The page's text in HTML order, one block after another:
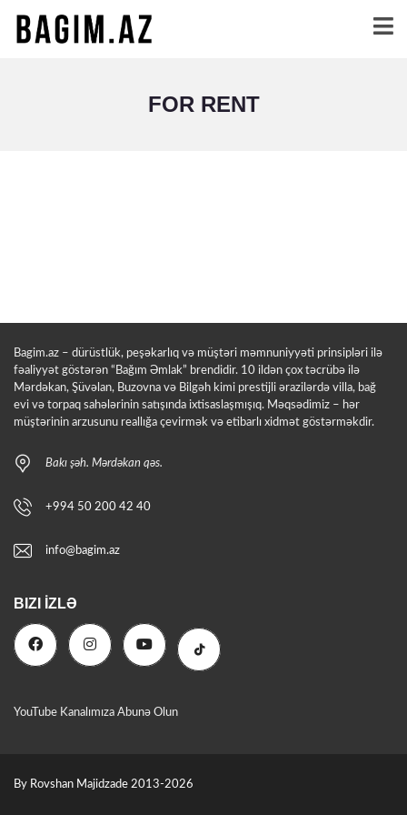
FOR RENT
Bagim.az – dürüstlük, peşəkarlıq və müştəri məmnuniyyəti prinsipləri ilə
fəaliyyət göstərən “Bağım Əmlak” brendidir. 10 ildən çox təcrübə ilə
Mərdəkan, Şüvəlan, Buzovna və Bilgəh kimi prestijli ərazilərdə villa, bağ
evi və torpaq sahələrinin satışında ixtisaslaşmışıq. Məqsədimiz – hər
müştərinin arzusunu reallığa çevirmək və etibarlı xidmət göstərməkdir.
Bakı şəh. Mərdəkan qəs.
+994 50 200 42 40
info@bagim.az
BIZI İZLƏ
YouTube Kanalımıza Abunə Olun
By Rovshan Majidzade 2013-2026